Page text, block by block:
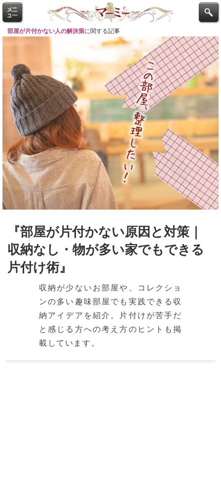
部屋が片付かない人の解決策に関する記事
『部屋が片付かない原因と対策｜
収納なし・物が多い家でもできる
片付け術』
収納が少ないお部屋や、コレクショ
ンの多い趣味部屋でも実践できる収
納アイデアを紹介。片付けが苦手だ
と感じる方への考え方のヒントも掲
載しています。